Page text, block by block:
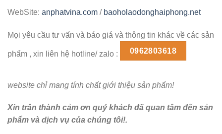
WebSite: anphatvina.com / baoholaodonghaiphong.net
Mọi yêu cầu tư vấn và báo giá và thông tin khác về các sản
phẩm , xin liên hệ hotline/ zalo : 0962803618
website chỉ mang tính chất giới thiệu sản phẩm!
Xin trân thành cảm ơn quý khách đã quan tâm đến sản
phẩm và dịch vụ của chúng tôi!.